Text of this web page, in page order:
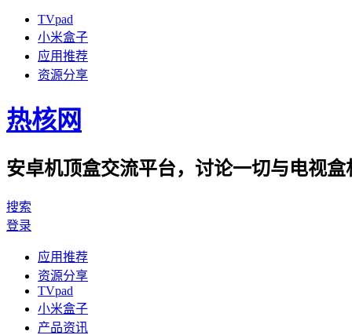
TVpad
小米盒子
应用推荐
资源分享
热核网
安卓机顶盒交流平台，讨论一切与电视
搜索
登录
应用推荐
资源分享
TVpad
小米盒子
产品资讯